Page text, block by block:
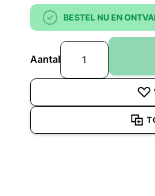
BESTEL NU EN
Aantal